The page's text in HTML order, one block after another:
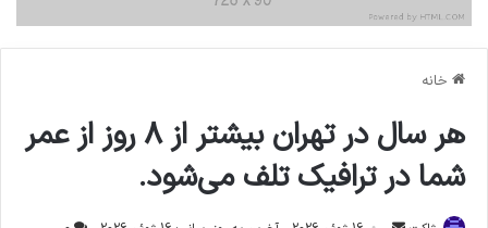
خانه
هر سال در تهران بیشتر از ۸ روز از عمر
شما در ترافیک تلف می‌شود.